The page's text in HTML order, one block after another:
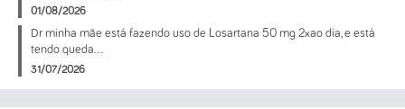
01/08/2026
Dr minha mãe está fazendo uso de Losartana 50 mg 2xao dia, e está
tendo queda...
31/07/2026